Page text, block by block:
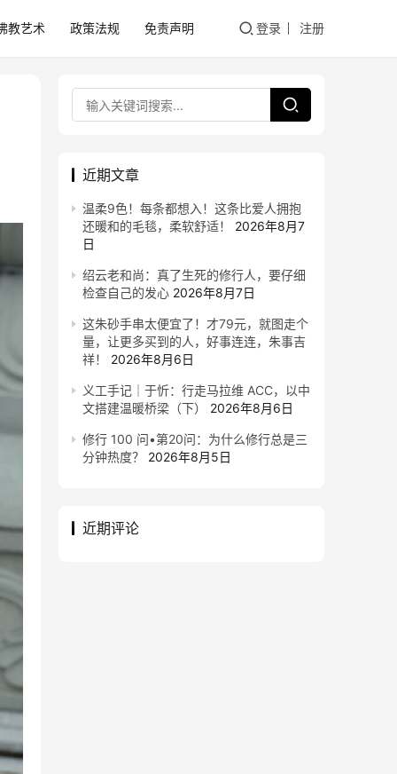
教艺术 政策法规 免责声明 登录 注册
近期文章
温柔9色！每条都想入！这条比爱人拥抱
还暖和的毛毯，柔软舒适！
2026年8月7
日
绍云老和尚：真了生死的修行人，要仔细
检查自己的发心 2026年8月7日
这朱砂手串太便宜了！才79元，就图走个
量，让更多买到的人，好事连连，朱事吉
祥！
2026年8月6日
义工手记｜于忻：行走马拉维 ACC，以中
文搭建温暖桥梁（下）
2026年8月6日
修行 100 问•第20问：为什么修行总是三
分钟热度？
2026年8月5日
近期评论